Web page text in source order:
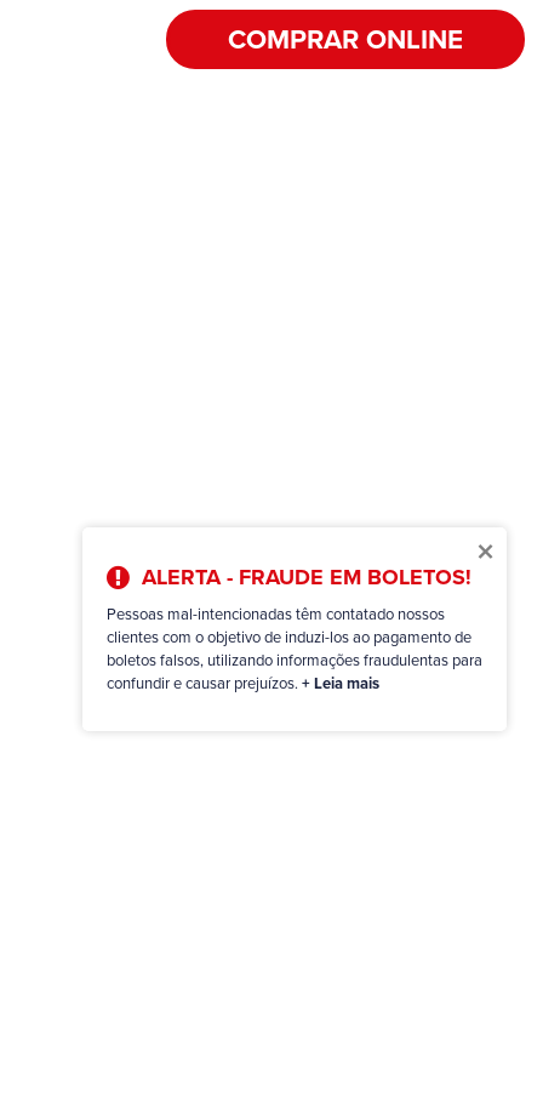
×
ALERTA - FRAUDE EM BOLETOS!
Pessoas mal-intencionadas têm contatado nossos
clientes com o objetivo de induzi-los ao pagamento de
boletos falsos, utilizando informações fraudulentas para
confundir e causar prejuízos. + Leia mais
COMPRAR ONLINE